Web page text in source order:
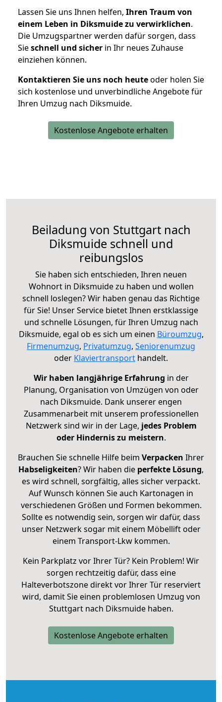
Lassen Sie uns Ihnen helfen, Ihren Traum von
einem Leben in Diksmuide zu verwirklichen.
Die Umzugspartner werden dafür sorgen, dass
Sieschnell und sicher in Ihr neues Zuhause
einziehen können.
Kontaktieren Sie uns noch heuteoder holen Sie
sich kostenlose und unverbindliche Angebote für
Ihren Umzug nach Diksmuide.
Kostenlose Angebote erhalten
Beiladung von Stuttgart nach
Diksmuide schnell und
reibungslos
Sie haben sich entschieden, Ihren neuen
Wohnort in Diksmuide zu haben und wollen
schnell loslegen? Wir haben genau das Richtige
für Sie! Unser Service bietet Ihnen erstklassige
und schnelle Lösungen, für Ihren Umzug nach
Diksmuide, egal ob es sich um einen Büroumzug,
Firmenumzug, Privatumzug, Seniorenumzug
oder Klaviertransport handelt.
Wir haben langjährige Erfahrung in der
Planung, Organisation von Umzügen von oder
nach Diksmuide. Dank unserer engen
Zusammenarbeit mit unserem professionellen
Netzwerk sind wir in der Lage, jedes Problem
oder Hindernis zu meistern.
Brauchen Sie schnelle Hilfe beim Verpacken Ihrer
Habseligkeiten? Wir haben die perfekte Lösung,
es wird schnell, sorgfältig, alles sicher verpackt.
Auf Wunsch können Sie auch Kartonagen in
verschiedenen Größen und Formen bekommen.
Sollte es notwendig sein, sorgen wir dafür, dass
unser Netzwerk sogar mit einem Möbellift oder
einem Transport-Lkw kommen.
Kein Parkplatz vor Ihrer Tür? Kein Problem! Wir
sorgen rechtzeitig dafür, dass eine
Halteverbotszone direkt vor Ihrer Tür reserviert
wird, damit Sie einen problemlosen Umzug von
Stuttgart nach Diksmuide haben.
Kostenlose Angebote erhalten